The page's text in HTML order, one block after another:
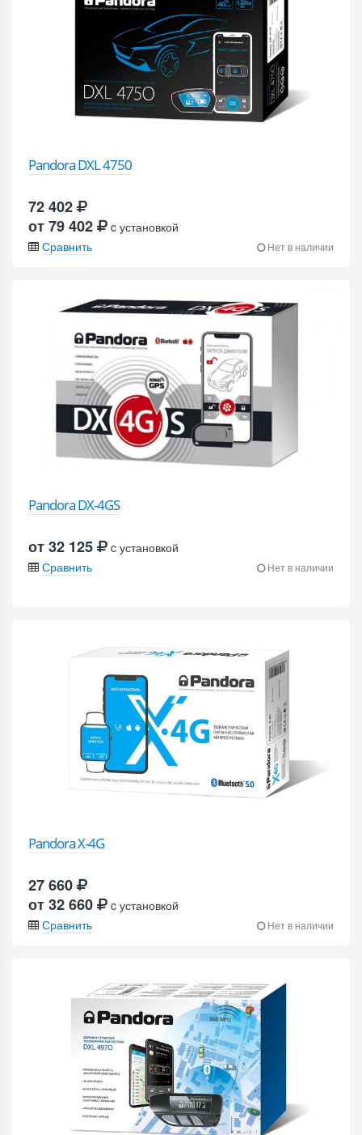
Pandora DXL 4750
72 402
от 79 402
c установкой
Сравнить
Нет в наличии
Pandora DX-4GS
от 32 125
c установкой
Сравнить
Нет в наличии
Pandora X-4G
27 660
от 32 660
c установкой
Сравнить
Нет в наличии